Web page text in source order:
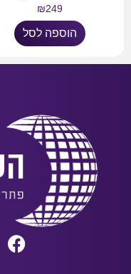
₪249
הוספה לסל